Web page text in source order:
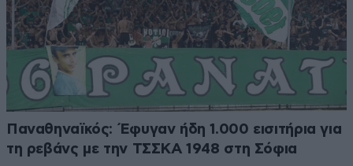
Παναθηναϊκός: Έφυγαν ήδη 1.000 εισιτήρια για
τη ρεβάνς με την ΤΣΣΚΑ 1948 στη Σόφια